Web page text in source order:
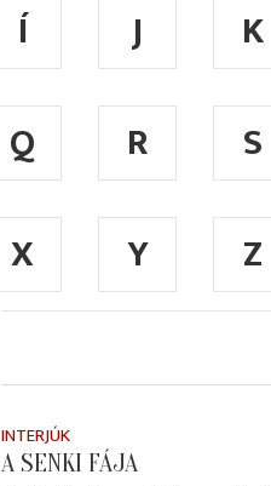
Í J K
Q R S
X Y Z
INTERJÚK
A SENKI FÁJA